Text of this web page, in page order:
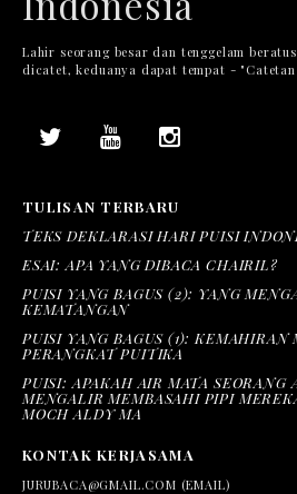
Lahir seorang besar dan tenggelam
dicatet, keduanya dapat tempat -
TULISAN TERBARU
TEKS DEKLARASI HARI PUISI
ESAI: APA YANG DIBACA CHAIRIL?
PUISI YANG BAGUS (2): YANG
KEMATANGAN
PUISI YANG BAGUS (1): KEMAHIRAN
PERANGKAT PUITIKA
PUISI: APAKAH AIR MATA SEORANG
MENGALIR MEMBASAHI PIPI
MOCH ALDY MA
KONTAK KERJASAMA
JURUBACA@GMAIL.COM (EMAIL)